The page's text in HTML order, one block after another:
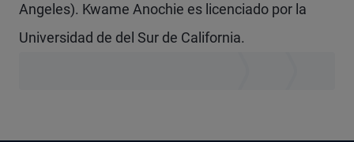
Angeles). Kwame Anochie es licenciado por la
Universidad de del Sur de California.